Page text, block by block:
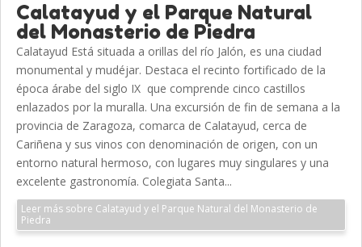
Calatayud y el Parque Natural
del Monasterio de Piedra
Calatayud Está situada a orillas del río Jalón, es una ciudad
monumental y mudéjar. Destaca el recinto fortificado de la
época árabe del siglo IX que comprende cinco castillos
enlazados por la muralla. Una excursión de fin de semana a la
provincia de Zaragoza, comarca de Calatayud, cerca de
Cariñena y sus vinos con denominación de origen, con un
entorno natural hermoso, con lugares muy singulares y una
excelente gastronomía. Colegiata Santa...
Leer más sobre Calatayud y el Parque Natural del Monasterio de
Piedra